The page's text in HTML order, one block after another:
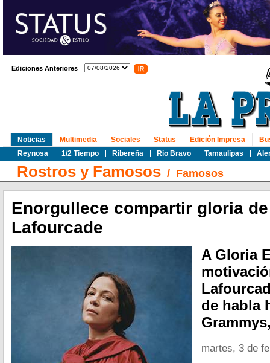
Ediciones Anteriores
Noticias
Reynosa
1/2 Tiempo Ribereña Rio Bravo Tamaulipas
Multimedia Sociales Status Edición Impresa
Rostros y Famosos / Famosos
Enorgullece compartir gloria
Lafourcade
A Gloria
de habla
martes, 3 de